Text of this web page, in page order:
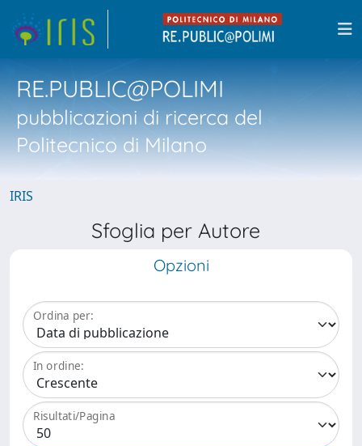
RE.PUBLIC@POLIMI
pubblicazioni di ricerca del
Politecnico di Milano
IRIS
Sfoglia per Autore
Opzioni
Ordina per:
In ordine:
Risultati/Pagina